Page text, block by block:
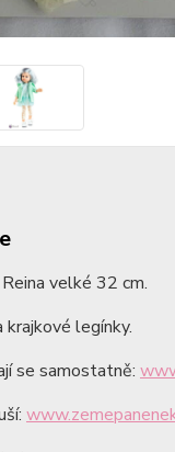
velké 32 cm.
krajkové legínky.
se samostatně: